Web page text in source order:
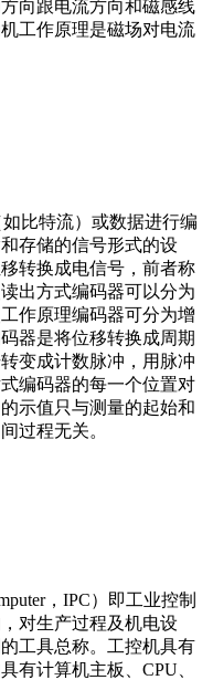
向跟电流方向和磁感线
工作原理是磁场对电流
比特流）或数据进行编
存储的信号形式的设
转换成电信号，前者称
出方式编码器可以分为
作原理编码器可分为增
器是将位移转换成周期
变成计数脉冲，用脉冲
编码器的每一个位置对
示值只与测量的起始和
过程无关。
，IPC）即工业控制
对生产过程及机电设
工具总称。工控机具有
有计算机主板、CPU、